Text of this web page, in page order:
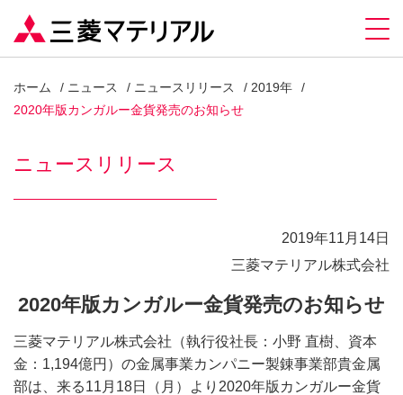
ホーム ニュース ニュースリリース
2019年
2020年版カンガルー金貨発売のお知らせ
ニュースリリース
2019年11月14日
三菱マテリアル株式会社
2020年版カンガルー金貨発売のお知らせ
三菱マテリアル株式会社（執行役社長：小野 直樹、資本
金：1,194億円）の金属事業カンパニー製錬事業部貴金属
部は、来る11月18日（月）より2020年版カンガルー金貨